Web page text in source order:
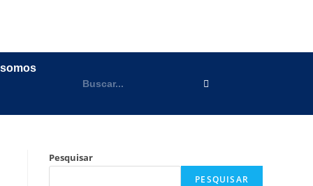
Pesquisar
PESQUISAR